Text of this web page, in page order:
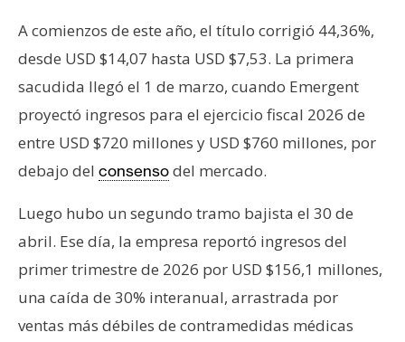
A comienzos de este año, el título corrigió 44,36%,
desde USD $14,07 hasta USD $7,53. La primera
sacudida llegó el 1 de marzo, cuando Emergent
proyectó ingresos para el ejercicio fiscal 2026 de
entre USD $720 millones y USD $760 millones, por
debajo del consensodel mercado.
Luego hubo un segundo tramo bajista el 30 de
abril. Ese día, la empresa reportó ingresos del
primer trimestre de 2026 por USD $156,1 millones,
una caída de 30% interanual, arrastrada por
ventas más débiles de contramedidas médicas